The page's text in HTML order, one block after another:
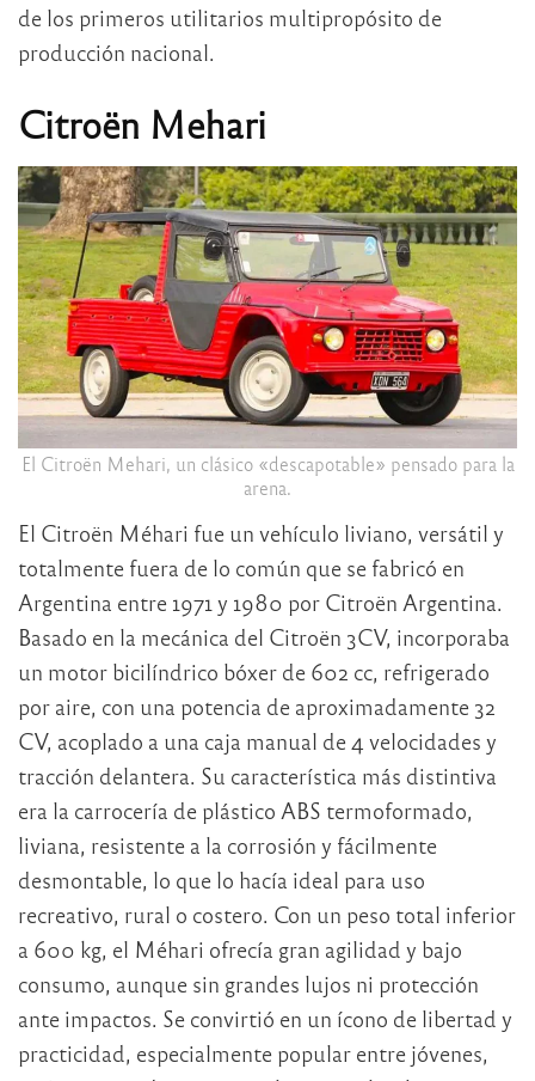
de los primeros utilitarios multipropósito de
producción nacional.
Citroën Mehari
El Citroën Mehari, un clásico «descapotable» pensado para la
arena.
El Citroën Méhari fue un vehículo liviano, versátil y
totalmente fuera de lo común que se fabricó en
Argentina entre 1971 y 1980 por Citroën Argentina.
Basado en la mecánica del Citroën 3CV, incorporaba
un motor bicilíndrico bóxer de 602 cc, refrigerado
por aire, con una potencia de aproximadamente 32
CV, acoplado a una caja manual de 4 velocidades y
tracción delantera. Su característica más distintiva
era la carrocería de plástico ABS termoformado,
liviana, resistente a la corrosión y fácilmente
desmontable, lo que lo hacía ideal para uso
recreativo, rural o costero. Con un peso total inferior
a 600 kg, el Méhari ofrecía gran agilidad y bajo
consumo, aunque sin grandes lujos ni protección
ante impactos. Se convirtió en un ícono de libertad y
practicidad, especialmente popular entre jóvenes,